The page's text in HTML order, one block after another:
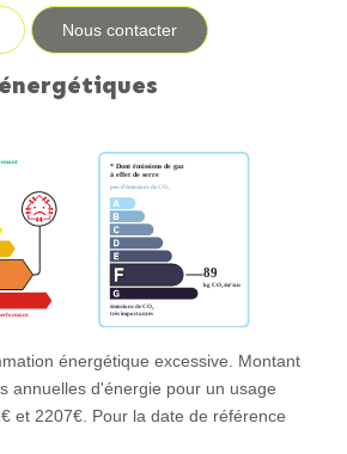
Nous contacter
énergétique excessive. Montant
annuelles d'énergie pour un usage
et 2207€. Pour la date de référence